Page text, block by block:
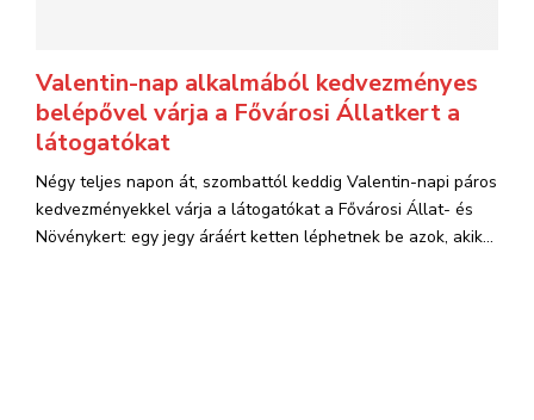
Valentin-nap alkalmából kedvezményes
belépővel várja a Fővárosi Állatkert a
látogatókat
Négy teljes napon át, szombattól keddig Valentin-napi páros
kedvezményekkel várja a látogatókat a Fővárosi Állat- és
Növénykert: egy jegy áráért ketten léphetnek be azok, akik...